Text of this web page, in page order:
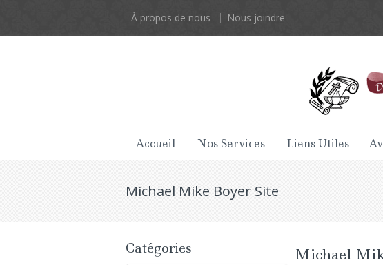
À propos de nous Nous joindre
Accueil Nos Services Liens Utiles
Michael Mike Boyer Site
Michael
Catégories